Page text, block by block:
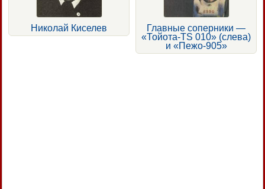
Николай Киселев
Главные соперники —
«Тойота-TS 010» (слева)
и «Пежо-905»